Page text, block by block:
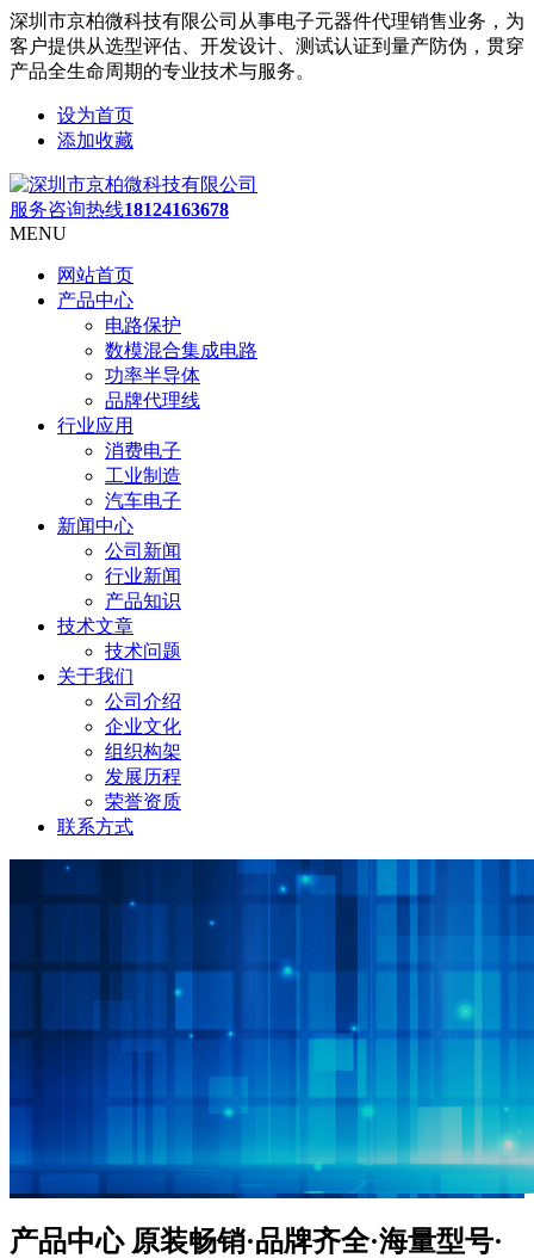
深圳市京柏微科技有限公司从事电子元器件代理销售业务，为
客户提供从选型评估、开发设计、测试认证到量产防伪，贯穿
产品全生命周期的专业技术与服务。
设为首页
添加收藏
服务咨询热线18124163678
MENU
网站首页
产品中心
电路保护
数模混合集成电路
功率半导体
品牌代理线
行业应用
消费电子
工业制造
汽车电子
新闻中心
公司新闻
行业新闻
产品知识
技术文章
技术问题
关于我们
公司介绍
企业文化
组织构架
发展历程
荣誉资质
联系方式
产品中心原装畅销·品牌齐全·海量型号·